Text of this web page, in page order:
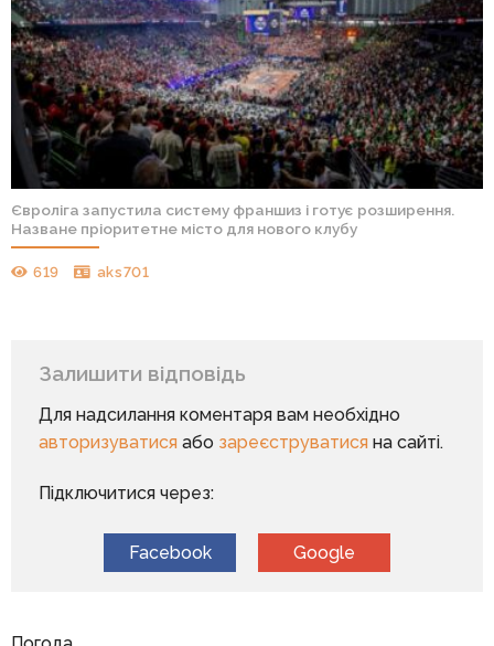
Євроліга запустила систему франшиз і готує розширення.
Назване пріоритетне місто для нового клубу
619 aks701
Залишити відповідь
Для надсилання коментаря вам необхідно
авторизуватисяабо зареєструватисяна сайті.
Підключитися через:
Facebook Google